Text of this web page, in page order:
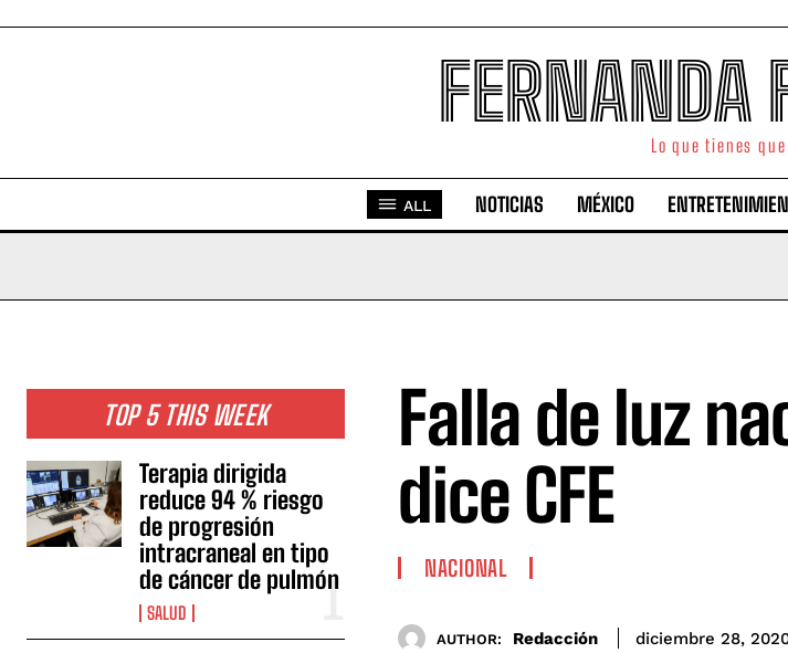
FERNANDA
Lo que tienes
ALL NOTICIAS MÉXICO
TOP 5 THIS WEEK
Terapia dirigida
reduce 94 % riesgo
de progresión
intracraneal en tipo
de cáncer de pulmón
SALUD
Falla de luz
dice CFE
NACIONAL
AUTHOR: Redacción diciembre 28,